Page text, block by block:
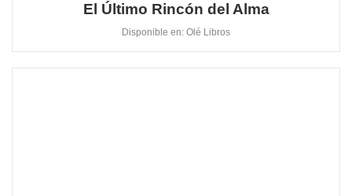
El Último Rincón del Alma
Disponible en: Olé Libros